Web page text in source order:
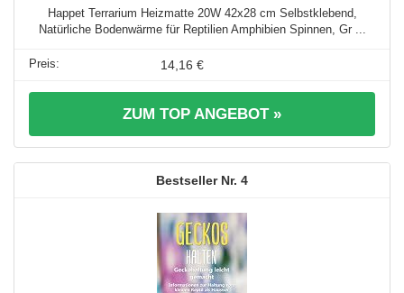
Happet Terrarium Heizmatte 20W 42x28 cm Selbstklebend,
Natürliche Bodenwärme für Reptilien Amphibien Spinnen, Gr ...
14,16 €
ZUM TOP ANGEBOT »
4